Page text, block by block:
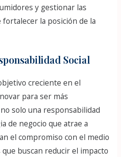
y gestionar las
la posición de la
Social
creciente en el
para ser más
solo una responsabilidad
de negocio que atrae a
el compromiso con el medio
buscan reducir el impacto